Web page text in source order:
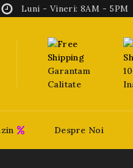
Luni - Vineri: 8AM - 5PM
Garantam
Calitate
Despre Noi